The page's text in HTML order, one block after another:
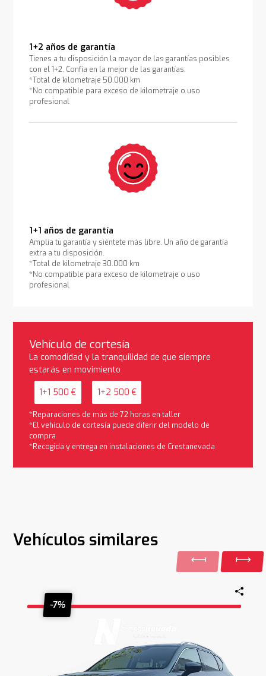
1+2 años de garantía
Tienes a tu disposición la mayor de las garantías posibles
con el 1+2. Confía en la mejor de las garantías.
*Total de kilometraje 50.000 km
*No compatible para exceso de kilometraje o uso
profesional
1+1 años de garantía
Amplía tu garantía y siéntete más libre. Un año de garantía
extra a tu disposición.
*Total de kilometraje 30.000 km
*No compatible para exceso de kilometraje o uso
profesional
Vehículo de cortesía
La comodidad y la tranquilidad de que siempre
estarás en movimiento
1+1 500 € 1+2 500 €
*Reparaciones de más de 72 horas en taller
*El vehículo de cortesía puede diferir del modelo de
compra
*Recogida y entrega en instalaciones de Crestanevada
Vehículos similares
-7%